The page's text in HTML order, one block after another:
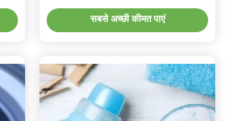
सबसे अच्छी कीमत पाएं